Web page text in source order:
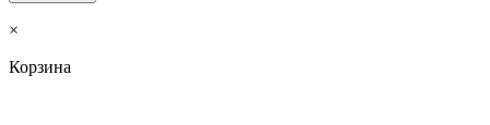
×
Корзина